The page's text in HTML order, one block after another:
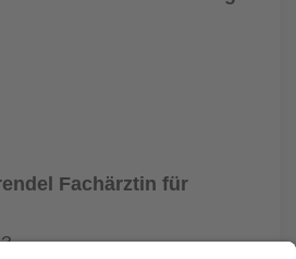
Fachärztin für